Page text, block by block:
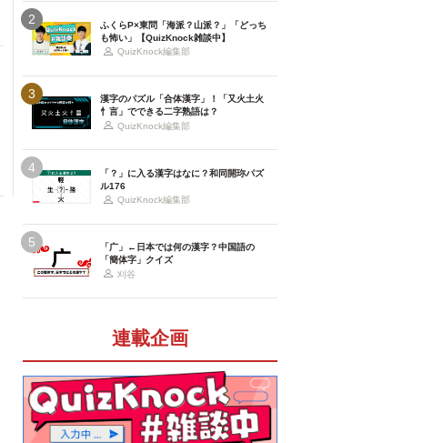
2
ふくらP×東問「海派？山派？」「どっち
も怖い」【QuizKnock雑談中】
QuizKnock編集部
3
漢字のパズル「合体漢字」！「又火土火
忄言」でできる二字熟語は？
QuizKnock編集部
4
「？」に入る漢字はなに？和同開珎パズ
ル176
QuizKnock編集部
5
「广」←日本では何の漢字？中国語の
「簡体字」クイズ
刈谷
連載企画